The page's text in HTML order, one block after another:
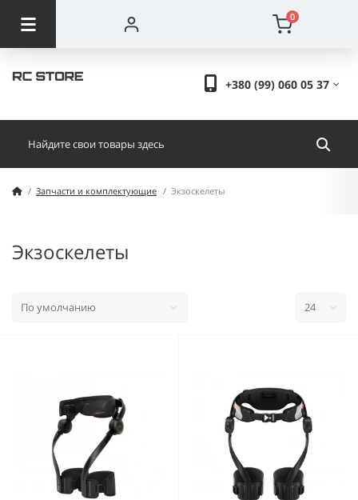
0
+380 (99) 060 05 37
Запчасти и комплектующие Экзоскелеты
Экзоскелеты